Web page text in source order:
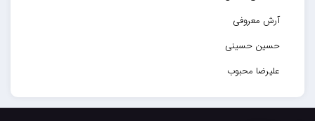
آرش معروفی
حسین حسینی
علیرضا محبوب
حسین حصارکی